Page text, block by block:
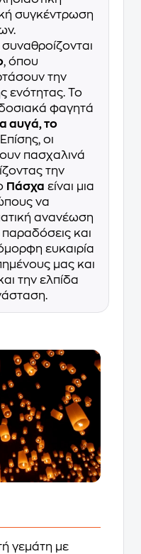
συγκέντρωση
συναθροίζονται
, όπου
την
ενότητας. Το
φαγητά
αυγά, το
οι
πασχαλινά
την
Πάσχα είναι μια
να
ανανέωση
παραδόσεις και
όμορφη ευκαιρία
μας και
την ελπίδα
γεμάτη με